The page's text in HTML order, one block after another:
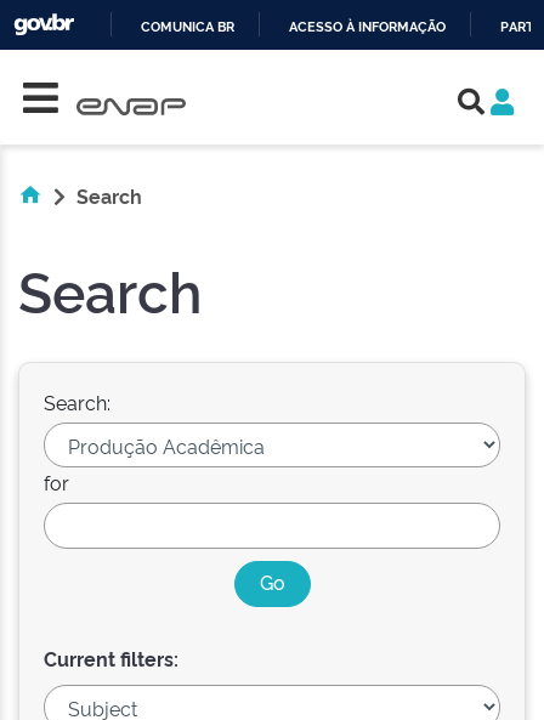
COMUNICA BR ACESSO À INFORMAÇÃO
Search
Search
Search:
for
Current filters: